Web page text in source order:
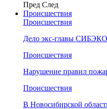
Пред След
Происшествия
Происшествия
Дело экс-главы
Происшествия
Нарушение правил
Происшествия
В Новосибирской